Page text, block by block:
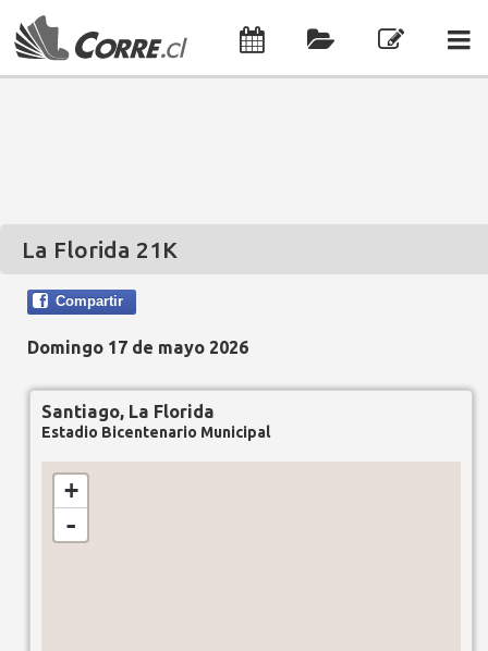
La Florida 21K
Compartir
Domingo 17 de mayo 2026
Santiago, La Florida
Estadio Bicentenario Municipal
+
-